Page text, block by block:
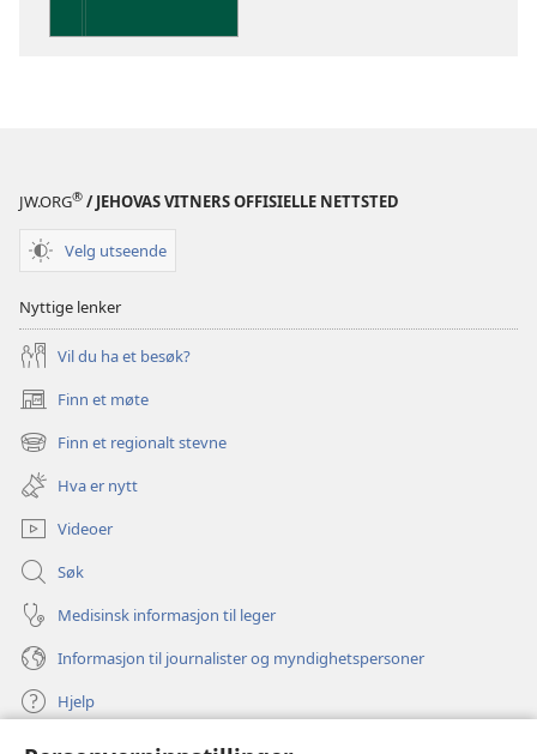
JW.ORG® / JEHOVAS VITNERS OFFISIELLE NETTSTED
Velg utseende
Nyttige lenker
Vil du ha et besøk?
Finn et møte
(åpner
nytt
vindu)
Finn et regionalt stevne
(åpner
nytt
vindu)
Hva er nytt
Videoer
Søk
Medisinsk informasjon til leger
Informasjon til journalister og myndighetspersoner
Hjelp